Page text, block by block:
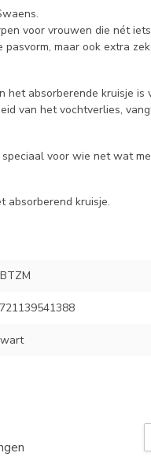
voor vrouwen die nét
maar ook extra
het absorberende kruisje is
van het vochtverlies,
voor wie net wat
absorberend kruisje.